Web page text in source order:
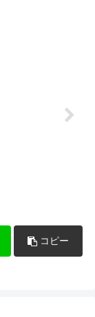
コピー